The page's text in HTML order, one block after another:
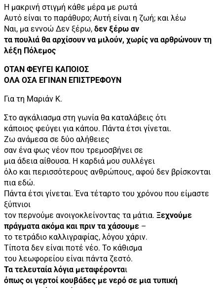
Η μακρινή στιγμή κάθε μέρα με ρωτά
Αυτό είναι το παράθυρο; Αυτή είναι η ζωή; και λέω
Ναι, μα εννοώ Δεν ξέρω, δεν ξέρω αν
τα πουλιά θα αρχίσουν να μιλούν, χωρίς να αρθρώνουν τη
λέξη Πόλεμος
ΟΤΑΝ ΦΕΥΓΕΙ ΚΑΠΟΙΟΣ
ΟΛΑ ΟΣΑ ΕΓΙΝΑΝ ΕΠΙΣΤΡΕΦΟΥΝ
Για τη Μαριάν Κ.
Στο αγκάλιασμα στη γωνία θα καταλάβεις ότι
κάποιος φεύγει για κάπου. Πάντα έτσι γίνεται.
Ζω ανάμεσα σε δύο αλήθειες
σαν ένα φως νέον που τρεμοσβήνει σε
μια άδεια αίθουσα. Η καρδιά μου συλλέγει
όλο και περισσότερους ανθρώπους, αφού δεν βρίσκονται
πια εδώ.
Πάντα έτσι γίνεται. Ένα τέταρτο του χρόνου που είμαστε
ξύπνιοι
τον περνούμε ανοιγοκλείνοντας τα μάτια. Ξεχνούμε
πράγματα ακόμα και πριν τα χάσουμε –
το τετράδιο καλλιγραφίας, λόγου χάριν.
Τίποτα δεν είναι ποτέ νέο. Το κάθισμα
του λεωφορείου είναι πάντα ζεστό.
Τα τελευταία λόγια μεταφέρονται
όπως οι γερτοί κουβάδες με νερό σε μια τυπική